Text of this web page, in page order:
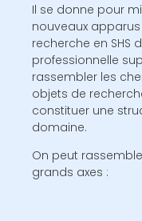
Il se donne pour
nouveaux
recherche en SHS
professionnelle
rassembler les
objets de
constituer une
domaine.
On peut
grands axes :